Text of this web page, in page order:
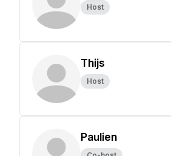
Host
Thijs
Host
Paulien